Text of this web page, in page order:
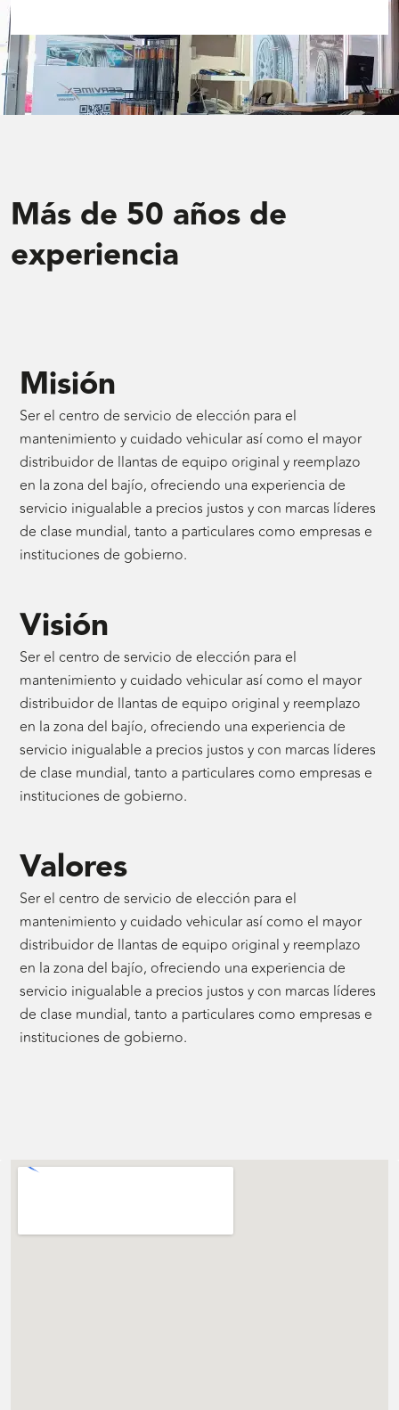
Más de 50 años de
experiencia
Misión
Ser el centro de servicio de elección para el
mantenimiento y cuidado vehicular así como el mayor
distribuidor de llantas de equipo original y reemplazo
en la zona del bajío, ofreciendo una experiencia de
servicio inigualable a precios justos y con marcas líderes
de clase mundial, tanto a particulares como empresas e
instituciones de gobierno.
Visión
Ser el centro de servicio de elección para el
mantenimiento y cuidado vehicular así como el mayor
distribuidor de llantas de equipo original y reemplazo
en la zona del bajío, ofreciendo una experiencia de
servicio inigualable a precios justos y con marcas líderes
de clase mundial, tanto a particulares como empresas e
instituciones de gobierno.
Valores
Ser el centro de servicio de elección para el
mantenimiento y cuidado vehicular así como el mayor
distribuidor de llantas de equipo original y reemplazo
en la zona del bajío, ofreciendo una experiencia de
servicio inigualable a precios justos y con marcas líderes
de clase mundial, tanto a particulares como empresas e
instituciones de gobierno.